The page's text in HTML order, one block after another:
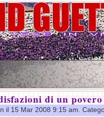
di un
il 15 Mar 2008 9:15 am.